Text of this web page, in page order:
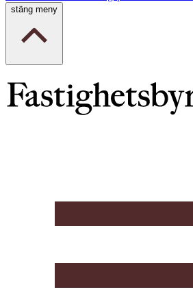
stäng meny